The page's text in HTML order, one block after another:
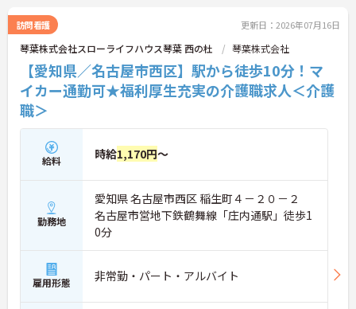
ます。
訪問看護 更新日：2026年07月16日
琴葉株式会社スローライフハウス琴葉 西の杜 琴葉株式会社
【愛知県／名古屋市西区】駅から徒歩10分！マ
イカー通勤可★福利厚生充実の介護職求人＜介護
職＞
給料 時給1,170円～
勤務地
愛知県 名古屋市西区 稲生町４－２０－２
名古屋市営地下鉄鶴舞線「庄内通駅」徒歩1
0分
雇用形態 非常勤・パート・アルバイト